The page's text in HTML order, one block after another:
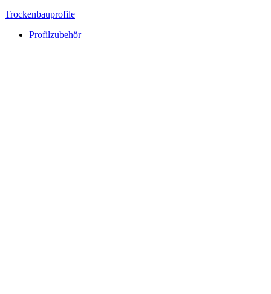
Trockenbauprofile
Profilzubehör